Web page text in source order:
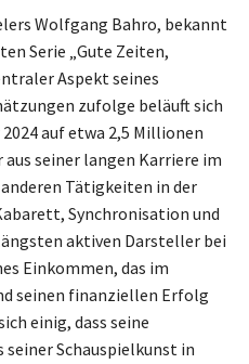
Wolfgang Bahro, bekannt
Serie „Gute Zeiten,
Aspekt seines
zufolge beläuft sich
auf etwa 2,5 Millionen
seiner langen Karriere im
Tätigkeiten in der
Synchronisation und
aktiven Darsteller bei
Einkommen, das im
seinen finanziellen Erfolg
einig, dass seine
Schauspielkunst in